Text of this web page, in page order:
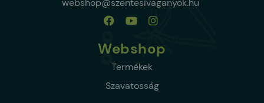
webshop@szentesivaganyok.hu
Webshop
Termékek
Szavatosság